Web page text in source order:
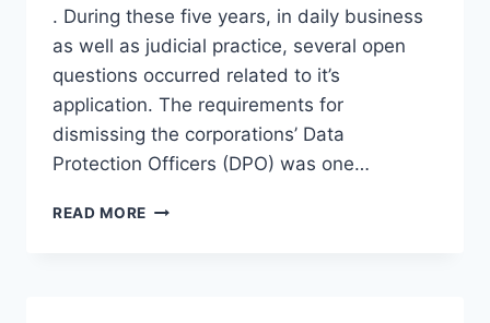
. During these five years, in daily business
as well as judicial practice, several open
questions occurred related to it’s
application. The requirements for
dismissing the corporations’ Data
Protection Officers (DPO) was one…
READ MORE DISMISSING